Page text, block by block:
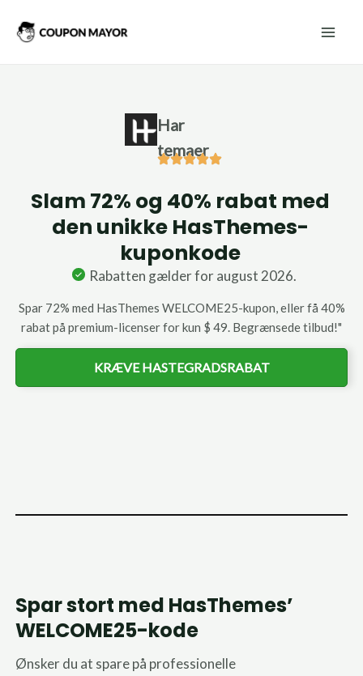
Har
temaer
Slam 72% og 40% rabat med
den unikke HasThemes-
kuponkode
Rabatten gælder for august 2026.
Spar 72% med HasThemes WELCOME25-kupon, eller få 40%
rabat på premium-licenser for kun $ 49. Begrænsede tilbud!"
KRÆVE HASTEGRADSRABAT
Spar stort med HasThemes’
WELCOME25-kode
Ønsker du at spare på professionelle